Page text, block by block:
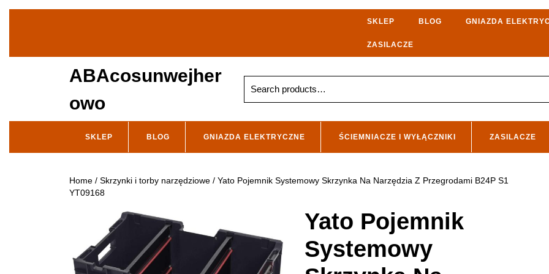
SKLEP BLOG GNIAZDA
ZASILACZE
ABAcosunwejher
owo
for:
SKLEP BLOG GNIAZDA ELEKTRYCZNE ŚCIEMNIACZE I WYŁĄCZNIKI ZASILACZE
Home /Skrzynki i torby narzędziowe / Yato Pojemnik Systemowy Skrzynka Na Narzędzia Z Przegrodami B24P S1
YT09168
Yato Pojemnik
Systemowy